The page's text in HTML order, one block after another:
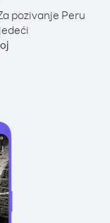
pozivanje Peru